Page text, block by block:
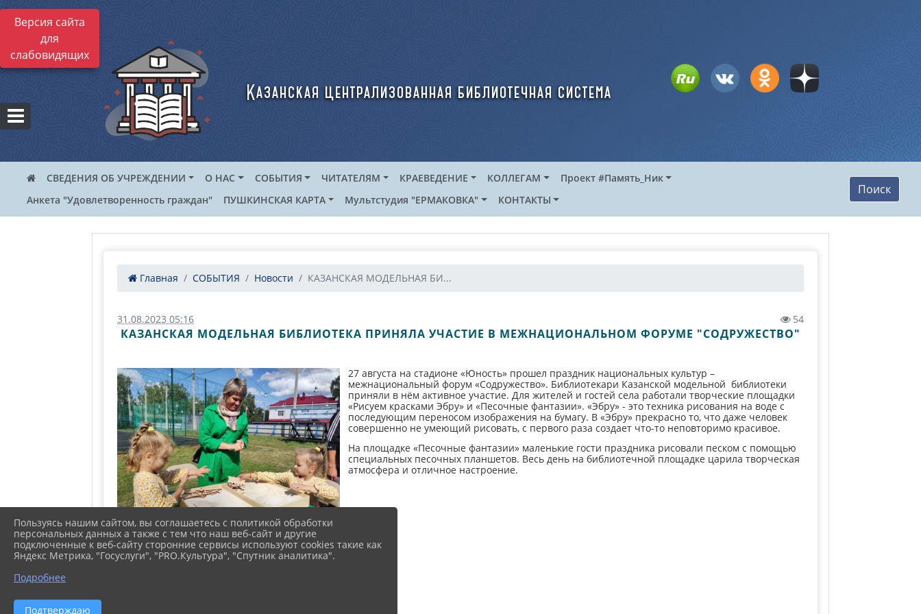
Версия сайта
для
слабовидящих
Казанская централизованная библиотечная система
СВЕДЕНИЯ ОБ УЧРЕЖДЕНИИ О НАС СОБЫТИЯ ЧИТАТЕЛЯМ КРАЕВЕДЕНИЕ КОЛЛЕГАМ
Проект #Память_Ник
Анкета "Удовлетворенность граждан"
ПУШКИНСКАЯ КАРТА Мультстудия "ЕРМАКОВКА" КОНТАКТЫ
Поиск
Главная СОБЫТИЯ Новости КАЗАНСКАЯ МОДЕЛЬНАЯ БИ...
31.08.2023 05:16 54
КАЗАНСКАЯ МОДЕЛЬНАЯ БИБЛИОТЕКА ПРИНЯЛА УЧАСТИЕ В МЕЖНАЦИОНАЛЬНОМ ФОРУМЕ "СОДРУЖЕСТВО"
27 августа на стадионе «Юность» прошел праздник национальных культур –
межнациональный форум «Содружество». Библиотекари Казанской модельной библиотеки
приняли в нём активное участие. Для жителей и гостей села работали творческие площадки
«Рисуем красками Эбру» и «Песочные фантазии». «Эбру» - это техника рисования на воде с
последующим переносом изображения на бумагу. В «Эбру» прекрасно то, что даже человек
совершенно не умеющий рисовать, с первого раза создает что-то неповторимо красивое.
На площадке «Песочные фантазии» маленькие гости праздника рисовали песком с помощью
специальных песочных планшетов. Весь день на библиотечной площадке царила творческая
атмосфера и отличное настроение.
Пользуясь нашим сайтом, вы соглашаетесь с политикой обработки
персональных данных а также с тем что наш веб-сайт и другие
подключенные к веб-сайту сторонние сервисы используют cookies такие как
Яндекс Метрика, "Госуслуги", "PRO.Культура", "Спутник аналитика".
Подробнее
Подтверждаю